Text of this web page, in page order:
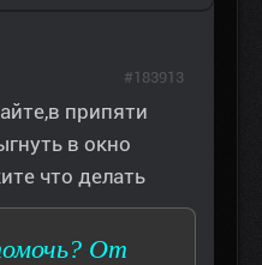
припяти
в окно
что делать
От
#183913